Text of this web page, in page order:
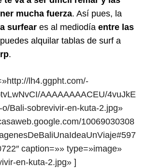
mucha fuerza. Así pues, la
surfear es al mediodía entre las
alquilar tablas de surf a
.
lh4.ggpht.com/-
AAAAAAAACEU/4vuJkE
Bali-sobrevivir-en-kuta-2.jpg»
10069030308
caption=»» type=»image»
en-kuta-2.jpg» ]